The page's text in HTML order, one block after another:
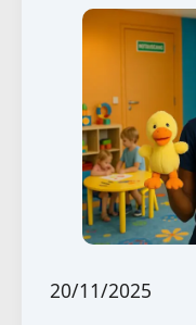
20/11/2025